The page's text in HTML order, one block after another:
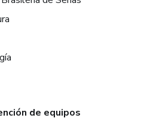
de equipos